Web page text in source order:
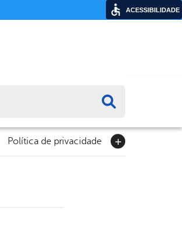
Política de privacidade
ACESSIBILIDADE